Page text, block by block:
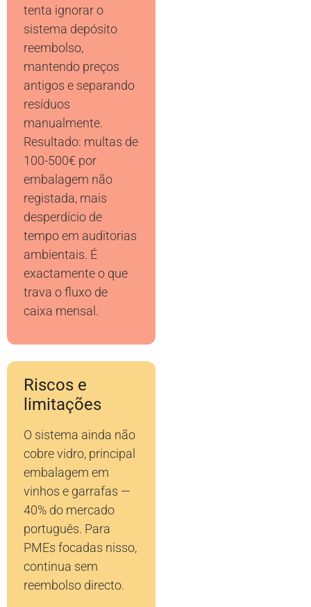
tenta ignorar o
sistema depósito
reembolso,
mantendo preços
antigos e separando
resíduos
manualmente.
Resultado: multas de
100-500€ por
embalagem não
registada, mais
desperdício de
tempo em auditorias
ambientais. É
exactamente o que
trava o fluxo de
caixa mensal.
Riscos e
limitações
O sistema ainda não
cobre vidro, principal
embalagem em
vinhos e garrafas —
40% do mercado
português. Para
PMEs focadas nisso,
continua sem
reembolso directo.